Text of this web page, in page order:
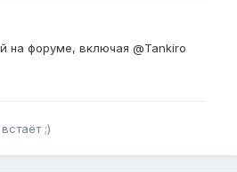
на форуме, включая @Tankiro
;)